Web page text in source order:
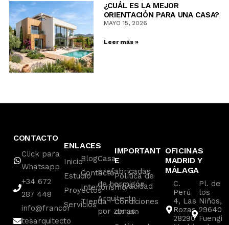
¿CUÁL ES LA MEJOR
ORIENTACIÓN PARA UNA CASA?
MAYO 15, 2026
Leer más »
CONTACTO
Click para
Whatsapp
+34 672
287 448
info@francor
tesarquitecto
ENLACES
Inicio
Estudio
Proyectos
Servicios
Blog
Contacto
Interiorismo
TIenda
Casa
prefabricadas
de hormigón
Arquitecto
por zonas
IMPORTANT
E
Política de
Privacidad
Condiciones
de uso
OFICINAS
MADRID Y
MÁLAGA
C.
Perú
4, Las
Rozas
28290
Pl. de
los
Niños,
29640
Fuengi